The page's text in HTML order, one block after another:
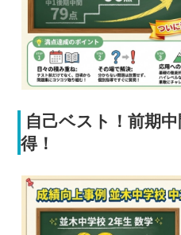
自己ベスト！前期
得！